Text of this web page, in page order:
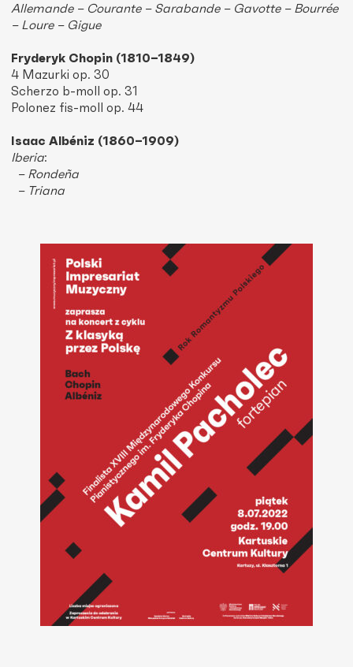
Allemande – Courante – Sarabande – Gavotte – Bourrée
– Loure – Gigue
Fryderyk Chopin (1810–1849)
4 Mazurki op. 30
Scherzo b-moll op. 31
Polonez fis-moll op. 44
Isaac Albéniz (1860–1909)
Iberia:
– Rondeña
– Triana